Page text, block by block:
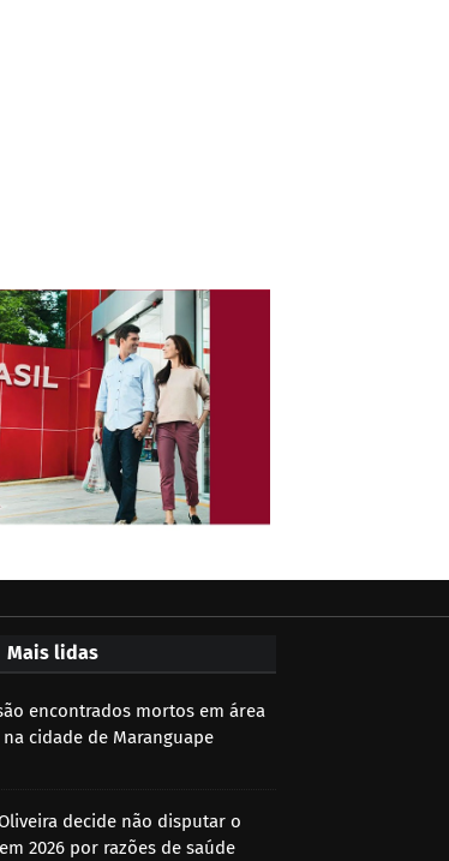
Mais lidas
encontrados mortos em área
cidade de Maranguape
decide não disputar o
2026 por razões de saúde